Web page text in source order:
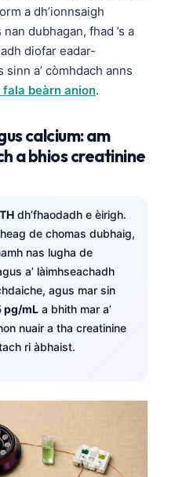
a dh’ionnsaigh
dubhagan, fhad ’s a
diofar eadar-
a’ còmhdach anns
beàrn anion.
calcium: am
a bhios creatinine
dh’fhaodadh e èirigh.
de chomas dubhaig,
nas lugha de
a’ làimhseachadh
agus mar sin
pg/mL a bhith mar a’
nuair a tha creatinine
ri àbhaist.